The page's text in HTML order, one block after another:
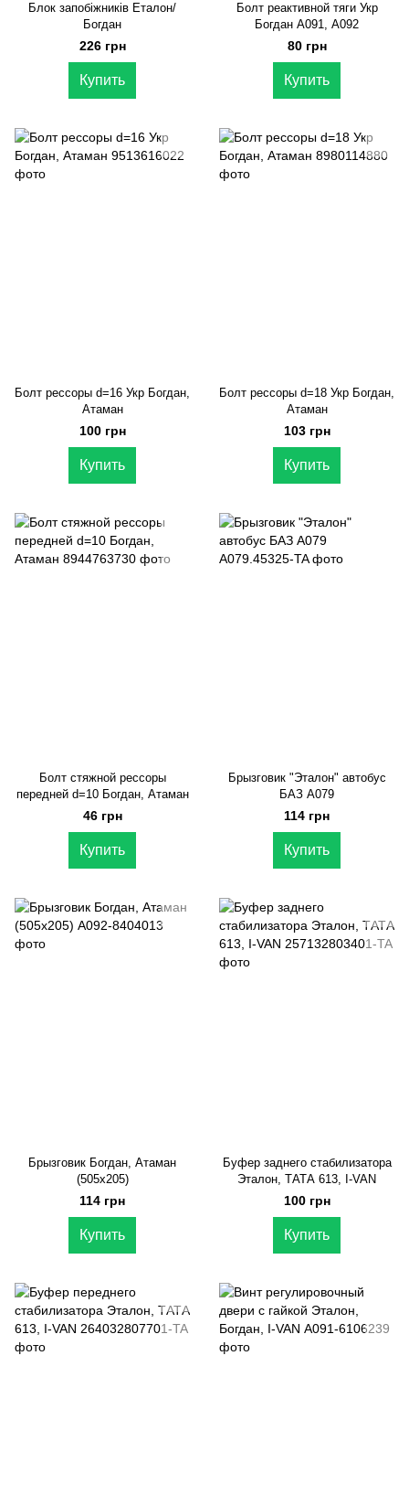
Блок запобіжників Еталон/
Богдан
226 грн
Купить
Болт реактивной тяги Укр
Богдан А091, А092
80 грн
Купить
Болт рессоры d=16 Укр Богдан,
Атаман
100 грн
Купить
Болт рессоры d=18 Укр Богдан,
Атаман
103 грн
Купить
Болт стяжной рессоры
передней d=10 Богдан, Атаман
46 грн
Купить
Брызговик "Эталон" автобус
БАЗ А079
114 грн
Купить
Брызговик Богдан, Атаман
(505х205)
114 грн
Купить
Буфер заднего стабилизатора
Эталон, ТАТА 613, I-VAN
100 грн
Купить